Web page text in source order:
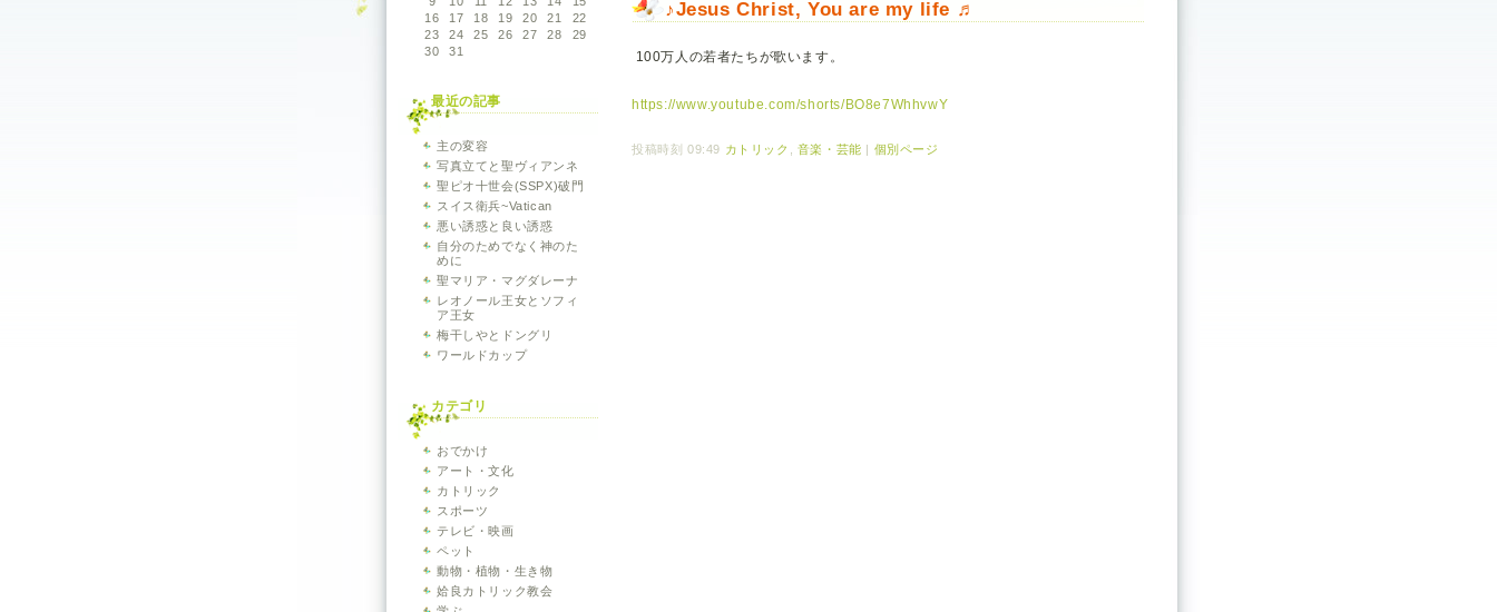
16
17 18 19 20 21
22
23
24 25 26 27 28
29
30
31
最近の記事
主の変容
写真立てと聖ヴィアンネ
聖ピオ十世会(SSPX)破門
スイス衛兵~Vatican
悪い誘惑と良い誘惑
自分のためでなく神のた
めに
聖マリア・マグダレーナ
レオノール王女とソフィ
ア王女
梅干しやとドングリ
ワールドカップ
カテゴリ
おでかけ
アート・文化
カトリック
スポーツ
テレビ・映画
ペット
動物・植物・生き物
姶良カトリック教会
♪Jesus Christ, You are my life ♬
100万人の若者たちが歌います。
https://www.youtube.com/shorts/BO8e7WhhvwY
投稿時刻 09:49 カトリック 音楽・芸能 | 個別ページ